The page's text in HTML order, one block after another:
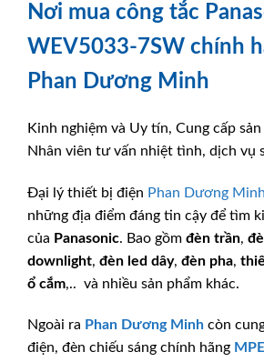
Nơi mua công tắc
WEV5033-7SW chính
Phan Dương Minh
Kinh nghiệm và Uy tín, Cung cấp
Nhân viên tư vấn nhiệt tình, dịch vụ
Đại lý thiết bị điện Phan Dương Minh
những địa điểm đáng tin cậy để tìm
của Panasonic. Bao gồm đèn trần,
downlight, đèn led dây, đèn pha,
ổ cắm,.. và nhiều sản phẩm khác.
Ngoài ra Phan Dương Minh còn
điện, đèn chiếu sáng chính hãng MPE